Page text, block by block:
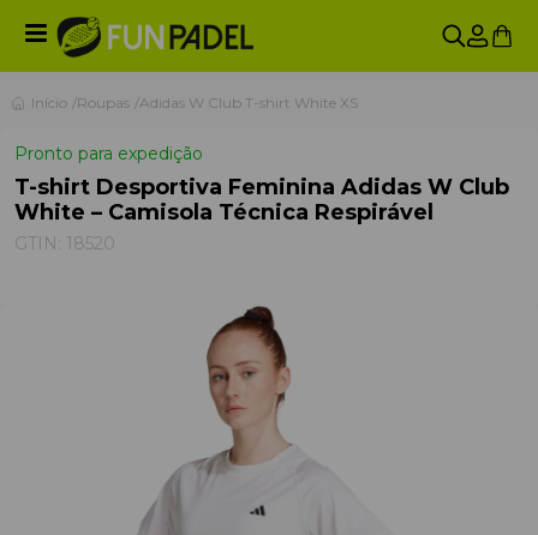
Início Roupas Adidas W Club T-shirt White XS
Pronto para expedição
T-shirt Desportiva Feminina Adidas W Club
White – Camisola Técnica Respirável
GTIN: 18520